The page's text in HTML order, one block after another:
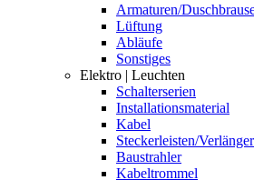
Armaturen/
Lüftung
Abläufe
Sonstiges
Elektro | Leuchten
Schalterserien
Installationsmaterial
Kabel
Steckerleisten/
Baustrahler
Kabeltrommel